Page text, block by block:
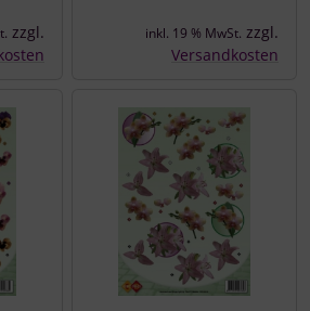
zzgl.
inkl. 19 % MwSt. zzgl.
Versandkosten